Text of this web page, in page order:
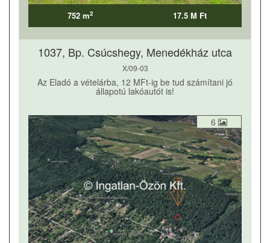
752 m2 17.5 M Ft
1037, Bp. Csúcshegy, Menedékház utca
X/09-03
Az Eladó a vételárba, 12 MFt-ig be tud számítani jó
állapotú lakóautót is!
6